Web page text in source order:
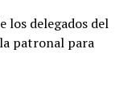
los delegados del
patronal para